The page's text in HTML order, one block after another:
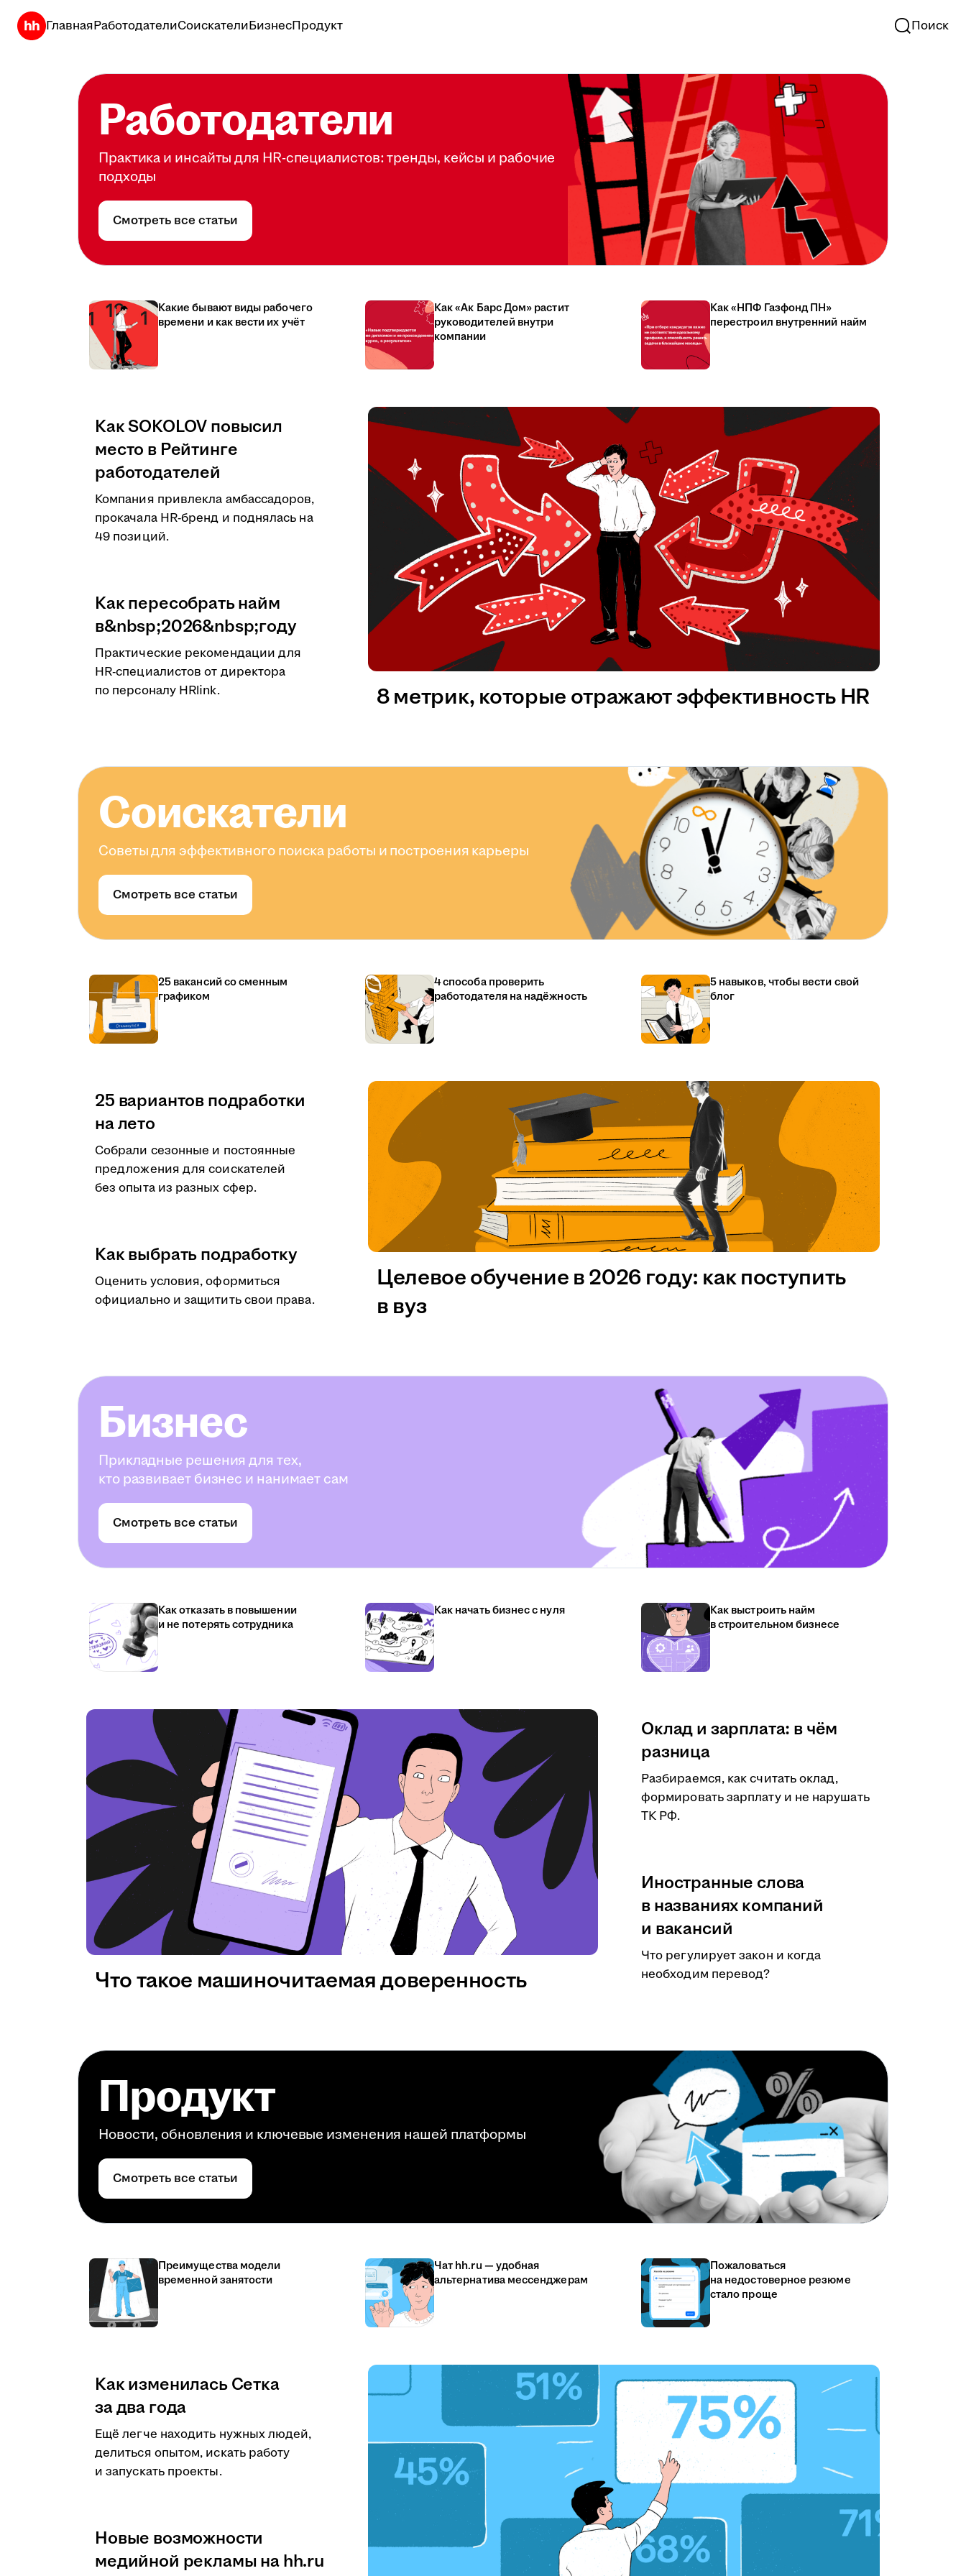
ГлавнаяРаботодателиСоискателиБизнесПродукт Поиск
Работодатели
Практика и инсайты для HR-специалистов: тренды, кейсы и рабочие
подходы
Смотреть все статьи
Какие бывают виды рабочего
времени и как вести их учёт
Как «Ак Барс Дом» растит
руководителей внутри
компании
Как «НПФ Газфонд ПН»
перестроил внутренний найм
Как SOKOLOV повысил
место в Рейтинге
работодателей
Компания привлекла амбассадоров,
прокачала HR-бренд и поднялась на
49 позиций.
Как пересобрать найм
в&nbsp;2026&nbsp;году
Практические рекомендации для
HR-специалистов от директора
по персоналу HRlink.
8 метрик, которые отражают эффективность HR
Соискатели
Советы для эффективного поиска работы и построения карьеры
Смотреть все статьи
25 вакансий со сменным
графиком
4 способа проверить
работодателя на надёжность
5 навыков, чтобы вести свой
блог
25 вариантов подработки
на лето
Собрали сезонные и постоянные
предложения для соискателей
без опыта из разных сфер.
Как выбрать подработку
Оценить условия, оформиться
официально и защитить свои права.
Целевое обучение в 2026 году: как поступить
в вуз
Бизнес
Прикладные решения для тех,
кто развивает бизнес и нанимает сам
Смотреть все статьи
Как отказать в повышении
и не потерять сотрудника
Как начать бизнес с нуля
Как выстроить найм
в строительном бизнесе
Оклад и зарплата: в чём
разница
Разбираемся, как считать оклад,
формировать зарплату и не нарушать
ТК РФ.
Иностранные слова
в названиях компаний
и вакансий
Что регулирует закон и когда
необходим перевод?
Что такое машиночитаемая доверенность
Продукт
Новости, обновления и ключевые изменения нашей платформы
Смотреть все статьи
Преимущества модели
временной занятости
Чат hh.ru — удобная
альтернатива мессенджерам
Пожаловаться
на недостоверное резюме
стало проще
Как изменилась Сетка
за два года
Ещё легче находить нужных людей,
делиться опытом, искать работу
и запускать проекты.
Новые возможности
медийной рекламы на hh.ru